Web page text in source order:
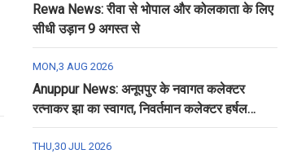
Rewa News: रीवा से भोपाल और कोलकाता के लिए
सीधी उड़ान 9 अगस्त से
MON,3 AUG 2026
Anuppur News: अनूपपुर के नवागत कलेक्टर
रत्नाकर झा का स्वागत, निवर्तमान कलेक्टर हर्षल
पंचोली को दी गई विदाई
THU,30 JUL 2026